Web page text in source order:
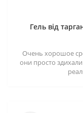
Гель від
Очень хорошое
они просто